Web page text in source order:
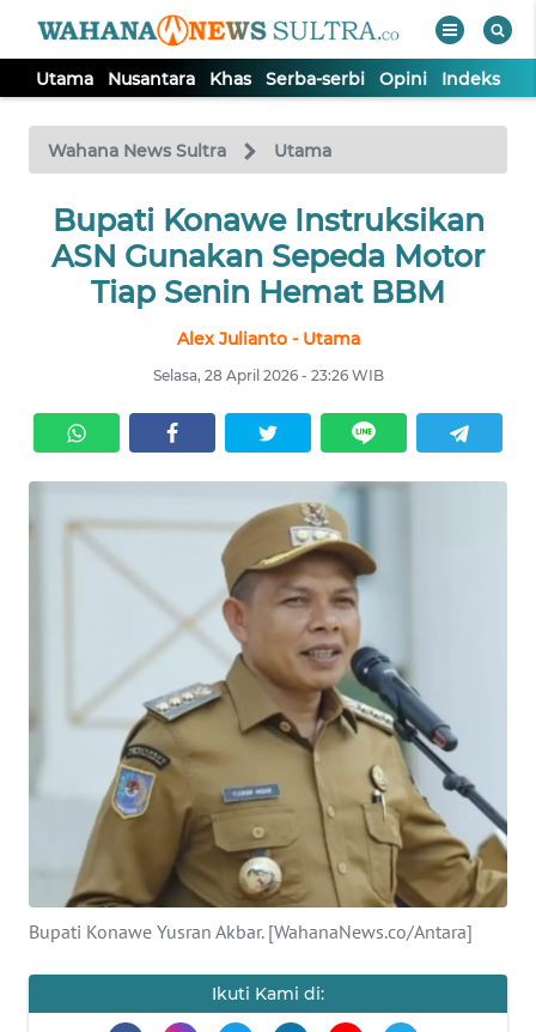
Utama Nusantara Khas Serba-serbi Opini Indeks
Wahana News Sultra Utama
Bupati Konawe Instruksikan
ASN Gunakan Sepeda Motor
Tiap Senin Hemat BBM
Alex Julianto - Utama
Selasa, 28 April 2026 - 23:26 WIB
Bupati Konawe Yusran Akbar. [WahanaNews.co/Antara]
Ikuti Kami di:
TV
Tutup
UTAMA
NUSANTARA
SERBA-
SERBI
KONTAK
TENTANG
PEDOMAN